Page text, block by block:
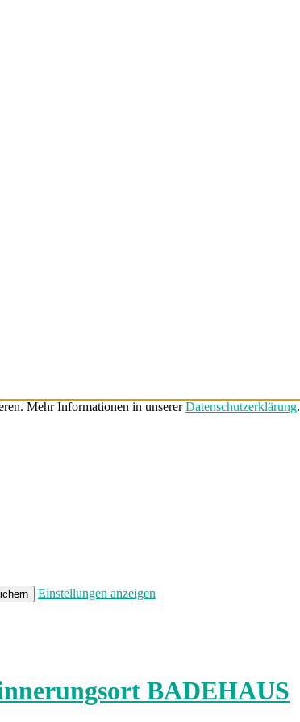
Mehr Informationen in unsererDatenschutzerklärung.
Einstellungen anzeigen